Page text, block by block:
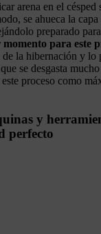
arena en el
se ahueca la
preparado
para este
de la hibernación y lo
se desgasta
proceso como
y
perfecto